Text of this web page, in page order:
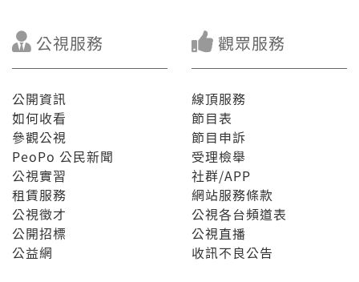
公視服務
公開資訊
如何收看
參觀公視
PeoPo 公民新聞
公視實習
租賃服務
公視徵才
公開招標
公益網
觀眾服務
線頂服務
節目表
節目申訴
受理檢舉
社群/APP
網站服務條款
公視各台頻道表
公視直播
收訊不良公告